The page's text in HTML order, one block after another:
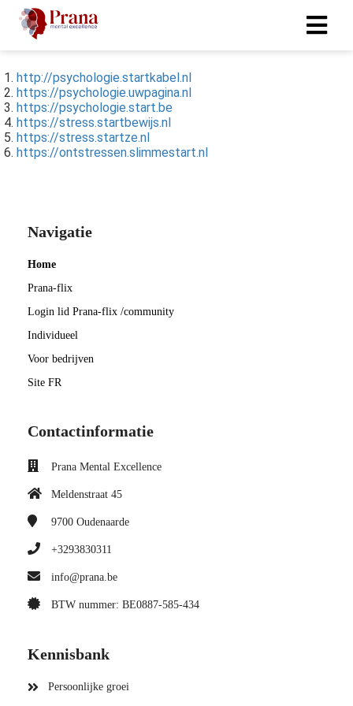
http://psychologie.startkabel.nl
https://psychologie.uwpagina.nl
https://psychologie.start.be
https://stress.startbewijs.nl
https://stress.startze.nl
https://ontstressen.slimmestart.nl
Navigatie
Home
Prana-flix
Login lid Prana-flix /community
Individueel
Voor bedrijven
Site FR
Contactinformatie
Prana Mental Excellence
Meldenstraat 45
9700 Oudenaarde
+3293830311
info@prana.be
BTW nummer: BE0887-585-434
Kennisbank
Persoonlijke groei